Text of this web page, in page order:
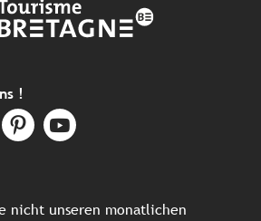
!
nicht unseren monatlichen